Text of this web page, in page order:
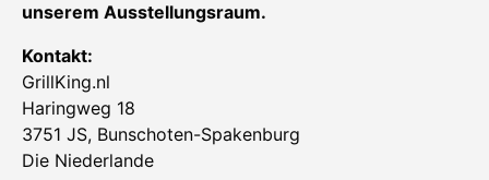
unserem Ausstellungsraum.
Kontakt:
GrillKing.nl
Haringweg 18
3751 JS, Bunschoten-Spakenburg
Die Niederlande